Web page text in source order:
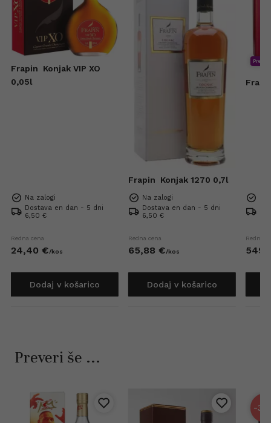
Frapin
Konjak VIP XO
0,05l
Na zalogi
Dostava en dan - 5 dni
6,50 €
Redna cena
24,40 €/kos
Dodaj v košarico
Frapin Konjak 1270 0,7l
Na zalogi
Dostava en dan - 5 dni
6,50 €
Redna cena
65,88 €/kos
Dodaj v košarico
Redna
549,
Preveri še ...
-32